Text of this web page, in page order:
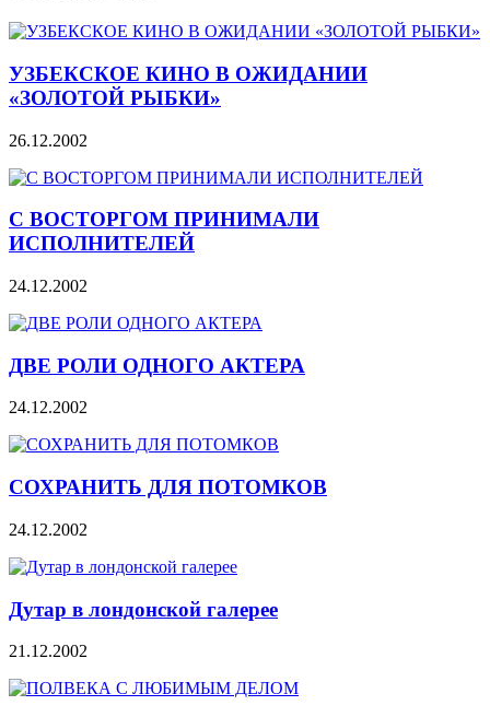
УЗБЕКСКОЕ КИНО В ОЖИДАНИИ
«ЗОЛОТОЙ РЫБКИ»
26.12.2002
С ВОСТОРГОМ ПРИНИМАЛИ
ИСПОЛНИТЕЛЕЙ
24.12.2002
ДВЕ РОЛИ ОДНОГО АКТЕРА
24.12.2002
СОХРАНИТЬ ДЛЯ ПОТОМКОВ
24.12.2002
Дутар в лондонской галерее
21.12.2002